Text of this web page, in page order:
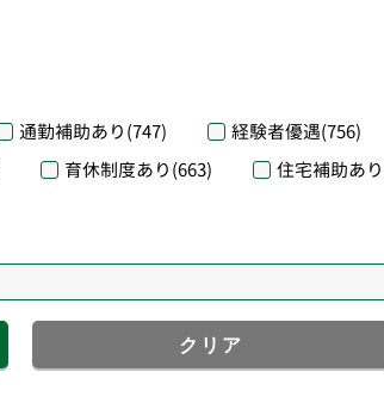
通勤補助あり(747) 経験者優遇(756)
育休制度あり(663) 住宅補助あり
クリア